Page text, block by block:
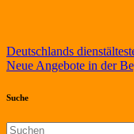
Deutschlands
Neue Angebote in der
Suche